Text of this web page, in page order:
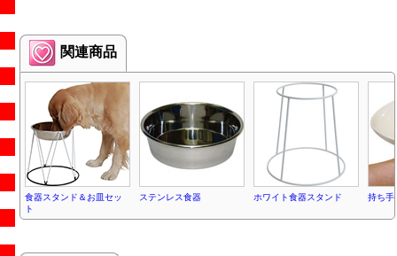
関連商品
食器スタンド＆お皿セッ
ト
ステンレス食器 ホワイト食器スタンド 持ち手